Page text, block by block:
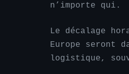
n’importe qui.
Le décalage
Europe seront
logistique,